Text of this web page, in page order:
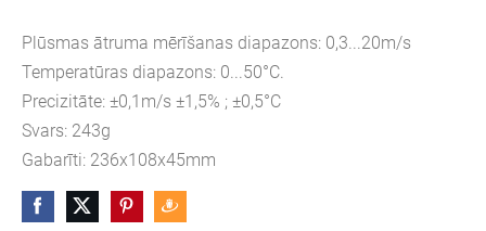
Plūsmas ātruma mērīšanas diapazons: 0,3...20m/s
Temperatūras diapazons: 0...50°C.
Precizitāte: ±0,1m/s ±1,5% ; ±0,5°C
Svars: 243g
Gabarīti: 236x108x45mm